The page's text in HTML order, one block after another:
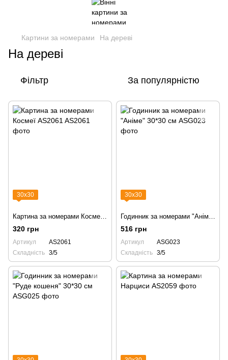
Картини за номерами На дереві
На дереві
Фільтр За популярністю
30х30
Картина за номерами Космеї AS2061
320 грн
Артикул
AS2061
Складність 3/5
30х30
Годинник за номерами "Аніме" 30*30 см
516 грн
Артикул
ASG023
Складність 3/5